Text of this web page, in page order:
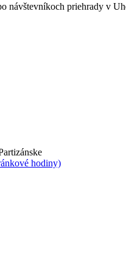
návštevníkoch priehrady v
hodiny)